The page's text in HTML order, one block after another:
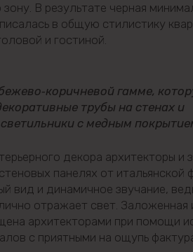
В результате черная
в общую стилистику
и гостиной.
гамме,
трубы на стенах и
с медным
декора архитекторы и
панелях от итальянской
вид и динамичное звучание,
отражает свет. Заложенная
архитекторами при помощи
с приятными на ощупь